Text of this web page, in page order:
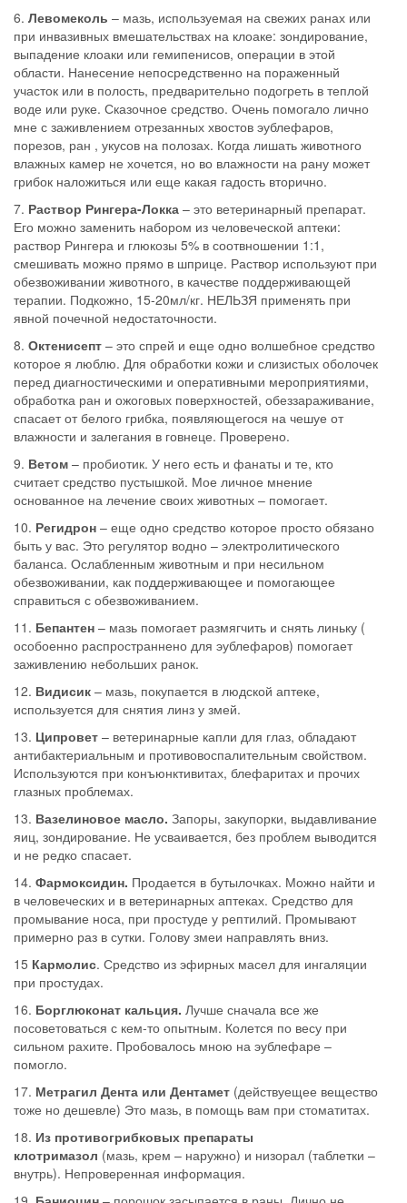
6. Левомеколь – мазь, используемая на свежих ранах или
при инвазивных вмешательствах на клоаке: зондирование,
выпадение клоаки или гемипенисов, операции в этой
области. Нанесение непосредственно на пораженный
участок или в полость, предварительно подогреть в теплой
воде или руке. Сказочное средство. Очень помогало лично
мне с заживлением отрезанных хвостов эублефаров,
порезов, ран , укусов на полозах. Когда лишать животного
влажных камер не хочется, но во влажности на рану может
грибок наложиться или еще какая гадость вторично.
7. Раствор Рингера-Локка – это ветеринарный препарат.
Его можно заменить набором из человеческой аптеки:
раствор Рингера и глюкозы 5% в соотвношении 1:1,
смешивать можно прямо в шприце. Раствор используют при
обезвоживании животного, в качестве поддерживающей
терапии. Подкожно, 15-20мл/кг. НЕЛЬЗЯ применять при
явной почечной недостаточности.
8. Октенисепт – это спрей и еще одно волшебное средство
которое я люблю. Для обработки кожи и слизистых оболочек
перед диагностическими и оперативными мероприятиями,
обработка ран и ожоговых поверхностей, обеззараживание,
спасает от белого грибка, появляющегося на чешуе от
влажности и залегания в говнеце. Проверено.
9. Ветом – пробиотик. У него есть и фанаты и те, кто
считает средство пустышкой. Мое личное мнение
основанное на лечение своих животных – помогает.
10. Регидрон – еще одно средство которое просто обязано
быть у вас. Это регулятор водно – электролитического
баланса. Ослабленным животным и при несильном
обезвоживании, как поддерживающее и помогающее
справиться с обезвоживанием.
11. Бепантен – мазь помогает размягчить и снять линьку (
особоенно распространнено для эублефаров) помогает
заживлению небольших ранок.
12. Видисик – мазь, покупается в людской аптеке,
используется для снятия линз у змей.
13. Ципровет – ветеринарные капли для глаз, обладают
антибактериальным и противовоспалительным свойством.
Используются при конъюнктивитах, блефаритах и прочих
глазных проблемах.
13. Вазелиновое масло. Запоры, закупорки, выдавливание
яиц, зондирование. Не усваивается, без проблем выводится
и не редко спасает.
14. Фармоксидин. Продается в бутылочках. Можно найти и
в человеческих и в ветеринарных аптеках. Средство для
промывание носа, при простуде у рептилий. Промывают
примерно раз в сутки. Голову змеи направлять вниз.
15 Кармолис. Средство из эфирных масел для ингаляции
при простудах.
16. Борглюконат кальция. Лучше сначала все же
посоветоваться с кем-то опытным. Колется по весу при
сильном рахите. Пробовалось мною на эублефаре –
помогло.
17. Метрагил Дента или Дентамет (действуещее вещество
тоже но дешевле) Это мазь, в помощь вам при стоматитах.
18. Из противогрибковых препараты
клотримазол (мазь, крем – наружно) и низорал (таблетки –
внутрь). Непроверенная информация.